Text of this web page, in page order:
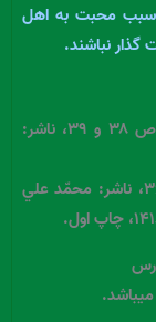
سبب محبت به اهل
نباشند.
۱ـ بحارالانوار، مرحوم محمّدباقر مجلسي، ج ۷۳، ص ۳۸ و ۳۹، ناشر:
۲ـ بحر رائق اين نجيم مصري حنفي، ج۸، ص ۳۶۴، ناشر: محمّد علي
میباشد.